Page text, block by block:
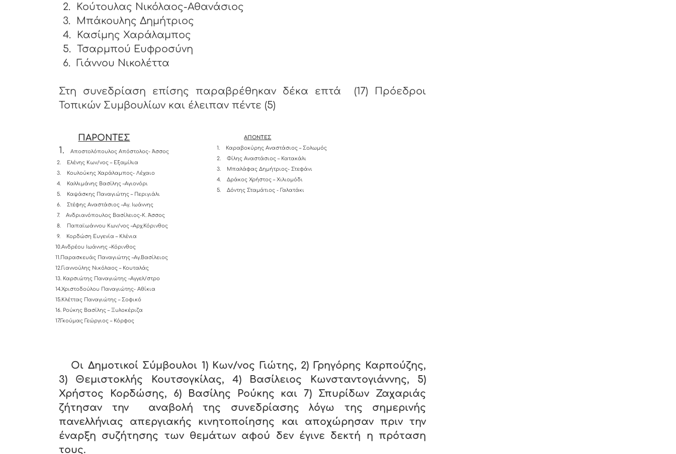
2.
Κούτουλας Νικόλαος-Αθανάσιος
3.
Μπάκουλης Δημήτριος
4.
Κασίμης Χαράλαμπος
5.
Τσαρμπού Ευφροσύνη
6.
Γιάννου Νικολέττα
Στη συνεδρίαση επίσης παραβρέθηκαν δέκα επτά (17) Πρόεδροι
Τοπικών Συμβουλίων και έλειπαν πέντε (5)
ΠΑΡΟΝΤΕΣ
1.
Αποστολόπουλος Απόστολος- Άσσος
2.
Ελένης Κων/νος – Εξαμίλια
3.
Κουλούκης Χαράλαμπος- Λέχαιο
4.
Καλλιμάνης Βασίλης –Αγιονόρι
5.
Καψάσκης Παναγιώτης – Περιγιάλι
6.
Στέφης Αναστάσιος –Αγ. Ιωάννης
7.
Ανδριανόπουλος Βασίλειος-K. Άσσος
8.
Παπαϊωάννου Κων/νος –Αρχ.Κόρινθος
9.
Κορδώση Ευγενία – Κλένια
10.Ανδρέου Ιωάννης –Κόρινθος
11.Παρασκευάς Παναγιώτης –Αγ.Βασίλειος
12.Γιαννούλης Νικόλαος – Κουταλάς
13. Καρσιώτης Παναγιώτης –Αγγελ/στρο
14.Χριστοδούλου Παναγιώτης- Αθίκια
15.Κλέττας Παναγιώτης – Σοφικό
16. Ρούκης Βασίλης – Ξυλοκέριζα
17.Γκούμας Γεώργιος – Κόρφος
ΑΠΟΝΤΕΣ
1.
Καραβοκύρης Αναστάσιος – Σολωμός
2.
Φίλης Αναστάσιος – Κατακάλι
3.
Μπαλάφας Δημήτριος- Στεφάνι
4.
Δράκος Χρήστος – Χιλιομόδι
5.
Δόντης Σταμάτιος - Γαλατάκι
Οι Δημοτικοί Σύμβουλοι 1) Κων/νος Γιώτης, 2) Γρηγόρης Καρπούζης,
3) Θεμιστοκλής Κουτσογκίλας, 4) Βασίλειος Κωνσταντογιάννης, 5)
Χρήστος Κορδώσης, 6) Βασίλης Ρούκης και 7) Σπυρίδων Ζαχαριάς
ζήτησαν την αναβολή της συνεδρίασης λόγω της σημερινής
πανελλήνιας απεργιακής κινητοποίησης και αποχώρησαν πριν την
έναρξη συζήτησης των θεμάτων αφού δεν έγινε δεκτή η πρόταση
τους.